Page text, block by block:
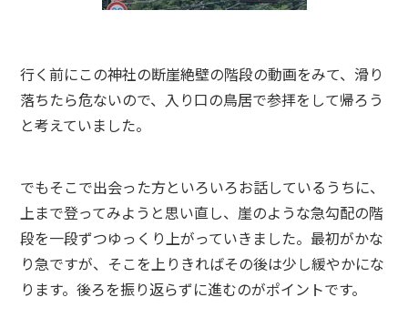
行く前にこの神社の断崖絶壁の階段の動画をみて、滑り
落ちたら危ないので、入り口の鳥居で参拝をして帰ろう
と考えていました。
でもそこで出会った方といろいろお話しているうちに、
上まで登ってみようと思い直し、崖のような急勾配の階
段を一段ずつゆっくり上がっていきました。最初がかな
り急ですが、そこを上りきればその後は少し緩やかにな
ります。後ろを振り返らずに進むのがポイントです。